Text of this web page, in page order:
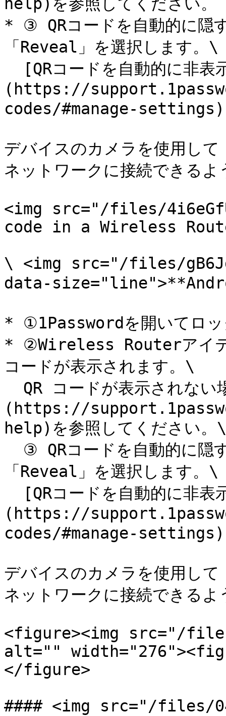
* ③ QRコードを自動的に隠
「Reveal」を選択します。\
(https://
codes/#manage-settings)
デバイスのカメラを使用し
ネットワークに接続できる
<img src="/files/
code in a Wireless
\ <img src="/files/
data-
* ①1Passwordを開いてロッ
* ②Wireless Routerアイテ
コードが表示されます。\
(https://
help)を参照してください。\
「Reveal」を選択します。\
(https://
codes/#manage-settings)
デバイスのカメラを使用し
ネットワークに接続できる
<figure><img src="/
alt=""
</figure>
#### <img src="/files/